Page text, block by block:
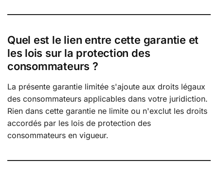
Quel est le lien entre cette garantie et
les lois sur la protection des
consommateurs ?
La présente garantie limitée s'ajoute aux droits légaux
des consommateurs applicables dans votre juridiction.
Rien dans cette garantie ne limite ou n'exclut les droits
accordés par les lois de protection des
consommateurs en vigueur.